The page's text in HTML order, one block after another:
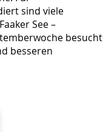
sind viele
See –
besucht
besseren